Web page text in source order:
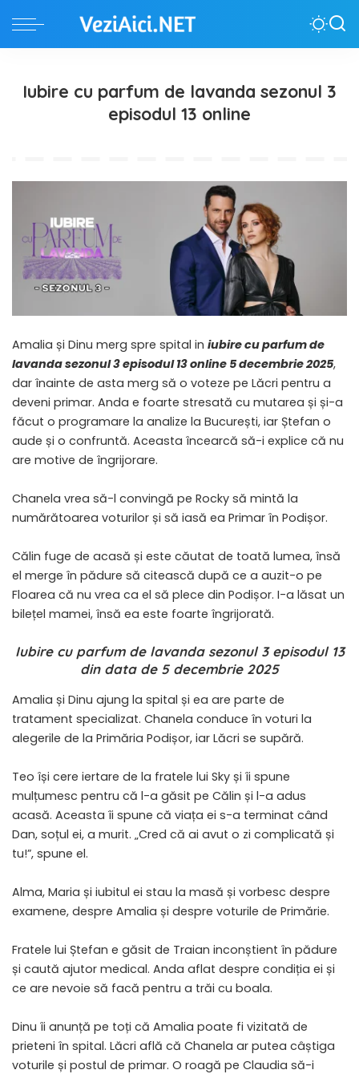
Iubire cu parfum de lavanda sezonul 3
episodul 13 online
Amalia și Dinu merg spre spital in iubire cu parfum de
lavanda sezonul 3 episodul 13 online 5 decembrie 2025,
dar înainte de asta merg să o voteze pe Lăcri pentru a
deveni primar. Anda e foarte stresată cu mutarea și și-a
făcut o programare la analize la București, iar Ștefan o
aude și o confruntă. Aceasta încearcă să-i explice că nu
are motive de îngrijorare.
Chanela vrea să-l convingă pe Rocky să mintă la
numărătoarea voturilor și să iasă ea Primar în Podișor.
Călin fuge de acasă și este căutat de toată lumea, însă
el merge în pădure să citească după ce a auzit-o pe
Floarea că nu vrea ca el să plece din Podișor. I-a lăsat un
bilețel mamei, însă ea este foarte îngrijorată.
Iubire cu parfum de lavanda sezonul 3 episodul 13
din data de 5 decembrie 2025
Amalia și Dinu ajung la spital și ea are parte de
tratament specializat. Chanela conduce în voturi la
alegerile de la Primăria Podișor, iar Lăcri se supără.
Teo își cere iertare de la fratele lui Sky și îi spune
mulțumesc pentru că l-a găsit pe Călin și l-a adus
acasă. Aceasta îi spune că viața ei s-a terminat când
Dan, soțul ei, a murit. „Cred că ai avut o zi complicată și
tu!”, spune el.
Alma, Maria și iubitul ei stau la masă și vorbesc despre
examene, despre Amalia și despre voturile de Primărie.
Fratele lui Ștefan e găsit de Traian inconștient în pădure
și caută ajutor medical. Anda aflat despre condiția ei și
ce are nevoie să facă pentru a trăi cu boala.
Dinu îi anunță pe toți că Amalia poate fi vizitată de
prieteni în spital. Lăcri află că Chanela ar putea câștiga
voturile și postul de primar. O roagă pe Claudia să-i